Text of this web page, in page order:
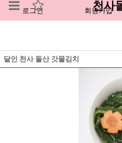
로그인 회원가입
천사
달인 천사 돌산 갓물김치